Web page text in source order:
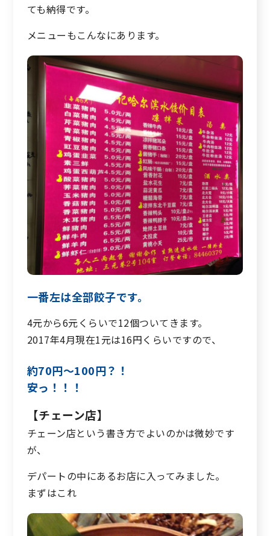
ても納得です。
メニューもこんなにあります。
一番左は全部餃子です。
4元から6元くらいで12個ついてきます。
2017年4月現在1元は16円くらいですので、
約70円～100円？！
安っ！！！
【チェーン店】
チェーン店という書き方でよいのかは微妙です
が、
デパートの中にあるお店に入ってみました。
まずはこれ